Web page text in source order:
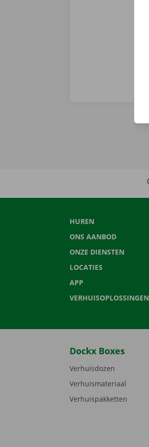
HUREN
ONS AANBOD
ONZE DIENSTEN
LOCATIES
APP
VERHUISOPLOSSINGEN
Dockx Boxes
Verhuisdozen
Verhuismateriaal
Verhuispakketten